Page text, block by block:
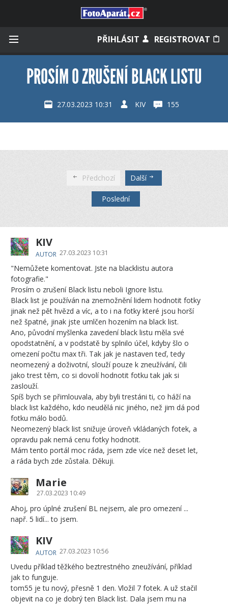
PŘIHLÁSIT REGISTROVAT
PROSÍM O ZRUŠENÍ BLACK LISTU
27.03.2023 10:31 KIV 155
Předchozí Další
Poslední
KIV
AUTOR 27.03.2023 10:31
"Nemůžete komentovat. Jste na blacklistu autora
fotografie."
Prosím o zrušení Black listu neboli Ignore listu.
Black list je používán na znemožnění lidem hodnotit fotky
jinak než pět hvězd a víc, a to i na fotky které jsou horší
než špatné, jinak jste umlčen hozením na black list.
Ano, původní myšlenka zavedení black listu měla své
opodstatnění, a v podstatě by splnilo účel, kdyby šlo o
omezení počtu max tři. Tak jak je nastaven teď, tedy
neomezený a doživotní, slouží pouze k zneužívání, čili
jako trest těm, co si dovolí hodnotit fotku tak jak si
zaslouží.
Spíš bych se přimlouvala, aby byli trestáni ti, co háží na
black list každého, kdo neudělá nic jiného, než jim dá pod
fotku málo bodů.
Neomezený black list snižuje úroveň vkládaných fotek, a
opravdu pak nemá cenu fotky hodnotit.
Mám tento portál moc ráda, jsem zde více než deset let,
a ráda bych zde zůstala. Děkuji.
Marie
27.03.2023 10:49
Ahoj, pro úplné zrušení BL nejsem, ale pro omezení ...
např. 5 lidí... to jsem.
KIV
AUTOR 27.03.2023 10:56
Uvedu příklad těžkého beztrestného zneužívání, příklad
jak to funguje.
tom55 je tu nový, přesně 1 den. Vložil 7 fotek. A už stačil
objevit na co je dobrý ten Black list. Dala jsem mu na